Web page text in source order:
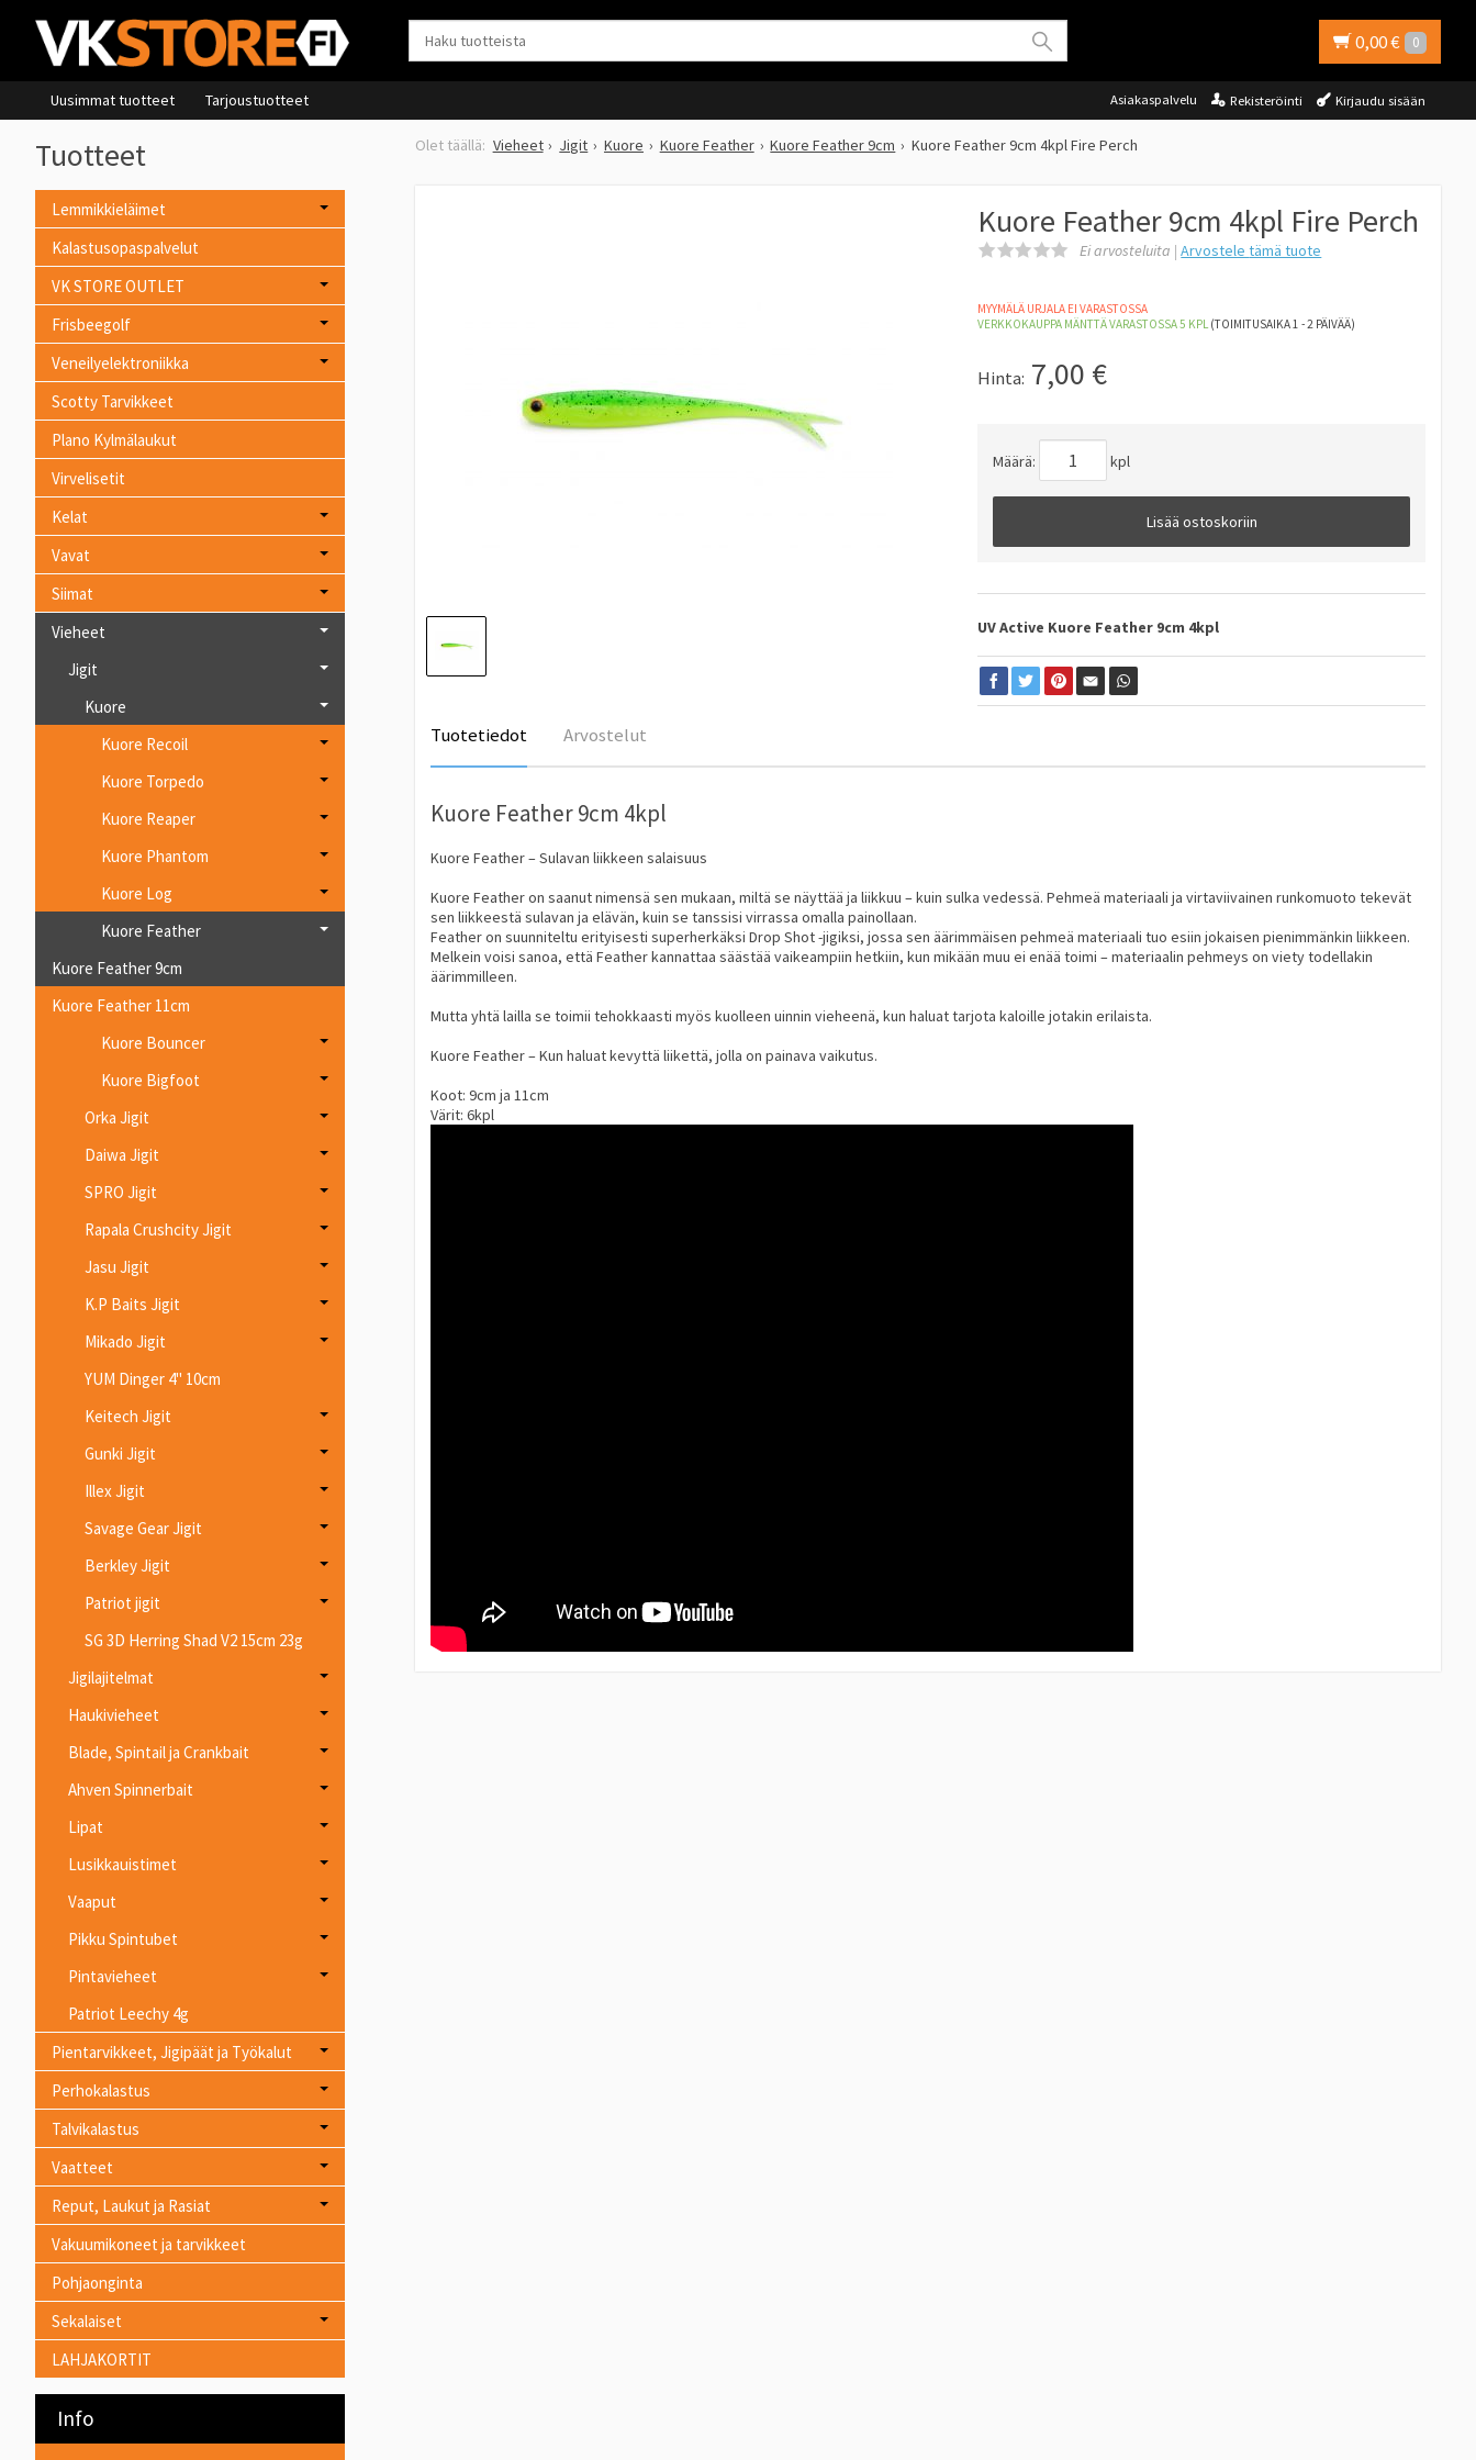
0,00 € 0
Uusimmat tuotteet Tarjoustuotteet Asiakaspalvelu Rekisteröinti Kirjaudu sisään
Vieheet Jigit Kuore Kuore Feather Kuore Feather 9cm Kuore Feather 9cm 4kpl Fire Perch
Kuore Feather 9cm 4kpl Fire Perch
Ei arvosteluita |Arvosteletämä tuote
MYYMÄLÄ URJALA EI VARASTOSSA
VERKKOKAUPPA MÄNTTÄVARASTOSSA 5 KPL(TOIMITUSAIKA 1 - 2 PÄIVÄÄ)
Hinta: 7,00 €
Määrä: kpl
Lisää ostoskoriin
UV Active Kuore Feather 9cm 4kpl
Tuotetiedot Arvostelut
Kuore Feather 9cm 4kpl
Kuore Feather – Sulavan liikkeen salaisuus
Kuore Feather on saanut nimensä sen mukaan, miltä se näyttää ja liikkuu – kuin sulka vedessä. Pehmeä materiaali ja virtaviivainen runkomuoto tekevät
sen liikkeestä sulavan ja elävän, kuin se tanssisi virrassa omalla painollaan.
Feather on suunniteltu erityisesti superherkäksi Drop Shot -jigiksi, jossa sen äärimmäisen pehmeä materiaali tuo esiin jokaisen pienimmänkin liikkeen.
Melkein voisi sanoa, että Feather kannattaa säästää vaikeampiin hetkiin, kun mikään muu ei enää toimi – materiaalin pehmeys on viety todellakin
äärimmilleen.
Mutta yhtä lailla se toimii tehokkaasti myös kuolleen uinnin vieheenä, kun haluat tarjota kaloille jotakin erilaista.
Kuore Feather – Kun haluat kevyttä liikettä, jolla on painava vaikutus.
Koot: 9cm ja 11cm
Värit: 6kpl
Tuotteet
Lemmikkieläimet
Kalastusopaspalvelut
VK STORE OUTLET
Frisbeegolf
Veneilyelektroniikka
Scotty Tarvikkeet
Plano Kylmälaukut
Virvelisetit
Kelat
Vavat
Siimat
Vieheet
Jigit
Kuore
Kuore Recoil
Kuore Torpedo
Kuore Reaper
Kuore Phantom
Kuore Log
Kuore Feather
Kuore Feather 9cm
Kuore Feather 11cm
Kuore Bouncer
Kuore Bigfoot
Orka Jigit
Daiwa Jigit
SPRO Jigit
Rapala Crushcity Jigit
Jasu Jigit
K.P Baits Jigit
Mikado Jigit
YUM Dinger 4" 10cm
Keitech Jigit
Gunki Jigit
Illex Jigit
Savage Gear Jigit
Berkley Jigit
Patriot jigit
SG 3D Herring Shad V2 15cm 23g
Jigilajitelmat
Haukivieheet
Blade, Spintail ja Crankbait
Ahven Spinnerbait
Lipat
Lusikkauistimet
Vaaput
Pikku Spintubet
Pintavieheet
Patriot Leechy 4g
Pientarvikkeet, Jigipäät ja Työkalut
Perhokalastus
Talvikalastus
Vaatteet
Reput, Laukut ja Rasiat
Vakuumikoneet ja tarvikkeet
Pohjaonginta
Sekalaiset
LAHJAKORTIT
Info